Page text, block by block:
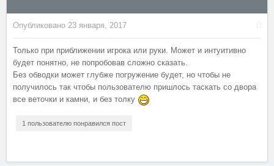
Опубликовано 23 января, 2017
Только при приближении игрока или руки. Может и интуитивно
будет понятно, не попробовав сложно сказать.
Без обводки может глубже погружение будет, но чтобы не
получилось так чтобы пользователю пришлось таскать со двора
все веточки и камни, и без толку
1 пользователю понравился пост